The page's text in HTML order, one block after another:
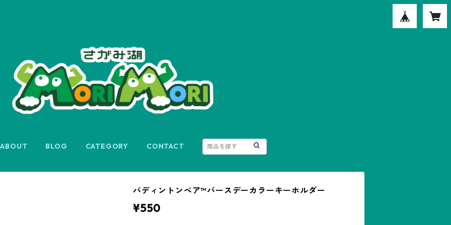
ABOUT BLOG CATEGORY CONTACT
パディントンベア™バースデーカラーキーホルダー
¥550